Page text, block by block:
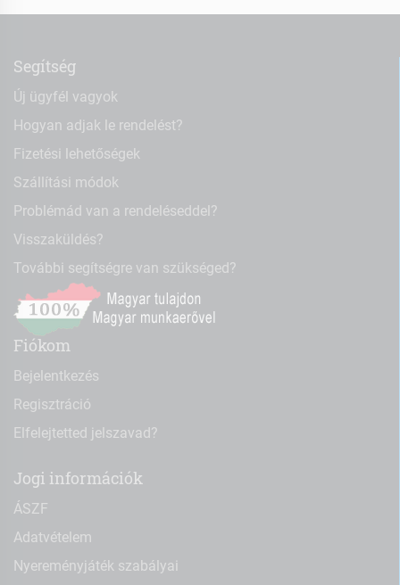
Segítség
Új ügyfél vagyok
Hogyan adjak le rendelést?
Fizetési lehetőségek
Szállítási módok
Problémád van a rendeléseddel?
Visszaküldés?
További segítségre van szükséged?
Fiókom
Bejelentkezés
Regisztráció
Elfelejtetted jelszavad?
Jogi információk
ÁSZF
Adatvételem
Nyereményjáték szabályai